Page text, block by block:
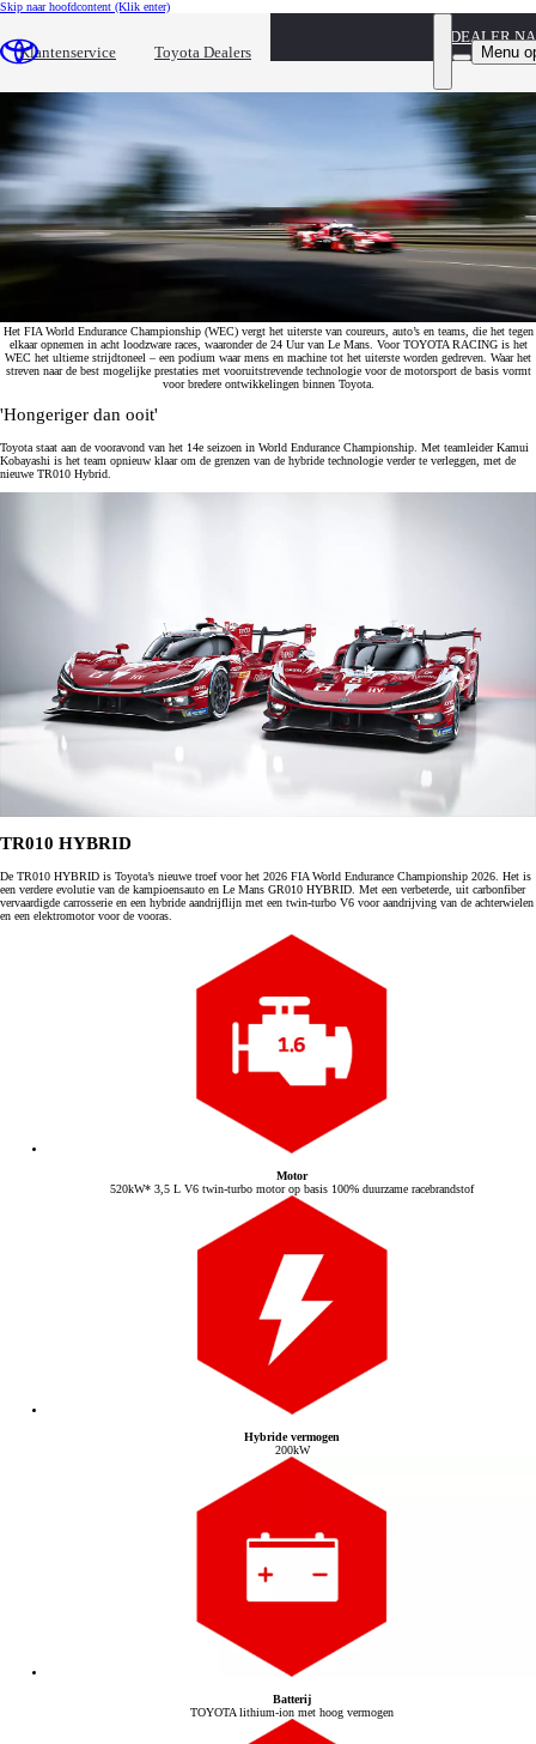
Skip naar hoofdcontent (Klik enter)
Klantenservice Toyota Dealers
DEALER
Menu
De ultieme test
Het FIA World Endurance Championship (WEC) vergt het uiterste van coureurs, auto’s en teams, die het tegen
elkaar opnemen in acht loodzware races, waaronder de 24 Uur van Le Mans. Voor TOYOTA RACING is het
WEC het ultieme strijdtoneel – een podium waar mens en machine tot het uiterste worden gedreven. Waar het
streven naar de best mogelijke prestaties met vooruitstrevende technologie voor de motorsport de basis vormt
voor bredere ontwikkelingen binnen Toyota.
'Hongeriger dan ooit'
Toyota staat aan de vooravond van het 14e seizoen in World Endurance Championship. Met teamleider Kamui
Kobayashi is het team opnieuw klaar om de grenzen van de hybride technologie verder te verleggen, met de
nieuwe TR010 Hybrid.
TR010 HYBRID
De TR010 HYBRID is Toyota’s nieuwe troef voor het 2026 FIA World Endurance Championship 2026. Het is
een verdere evolutie van de kampioensauto en Le Mans GR010 HYBRID. Met een verbeterde, uit carbonfiber
vervaardigde carrosserie en een hybride aandrijflijn met een twin-turbo V6 voor aandrijving van de achterwielen
en een elektromotor voor de vooras.
Motor
520kW* 3,5 L V6 twin-turbo motor op basis 100% duurzame racebrandstof
Hybride vermogen
200kW
Batterij
TOYOTA lithium-ion met hoog vermogen